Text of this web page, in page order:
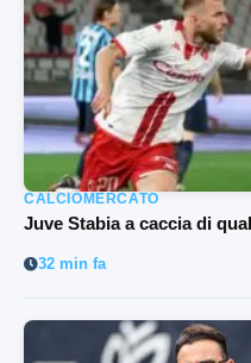
CALCIOMERCATO
Juve Stabia a caccia di
32 min fa